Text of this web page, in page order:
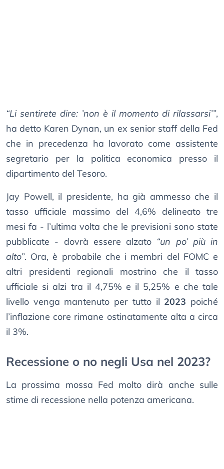
“Li sentirete dire: ’non è il momento di rilassarsi’”,
ha detto Karen Dynan, un ex senior staff della Fed
che in precedenza ha lavorato come assistente
segretario per la politica economica presso il
dipartimento del Tesoro.
Jay Powell, il presidente, ha già ammesso che il
tasso ufficiale massimo del 4,6% delineato tre
mesi fa - l’ultima volta che le previsioni sono state
pubblicate - dovrà essere alzato “un po’ più in
alto”. Ora, è probabile che i membri del FOMC e
altri presidenti regionali mostrino che il tasso
ufficiale si alzi tra il 4,75% e il 5,25% e che tale
livello venga mantenuto per tutto il 2023 poiché
l’inflazione core rimane ostinatamente alta a circa
il 3%.
Recessione o no negli Usa nel 2023?
La prossima mossa Fed molto dirà anche sulle
stime di recessione nella potenza americana.